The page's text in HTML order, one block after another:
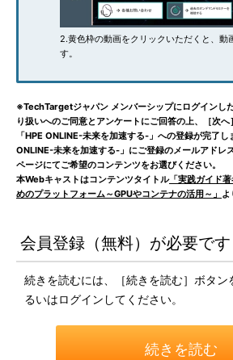
2.黄色枠の動画をクリックいただくと、動
す。
※TechTargetジャパン メンバーシップにログインし
り扱いへのご同意とアンケートにご回答の上、［次へ
「HPE ONLINE-未来を加速する-」への登録が完了
ONLINE-未来を加速する-」にご登録のメールアドレ
ページにてご希望のコンテンツをお選びください。
本Webキャストはコンテンツタイトル「実践ガイド
めのプラットフォーム～GPUやコンテナの活用～」 よ
会員登録（無料）が必要です
続きを読むには、［続きを読む］ボタン
るいはログインしてください。
続きを読む